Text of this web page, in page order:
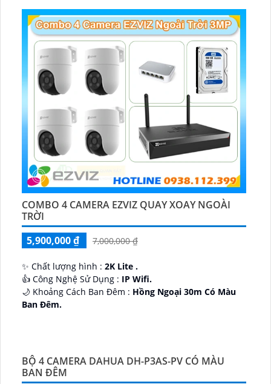
COMBO 4 CAMERA EZVIZ QUAY XOAY NGOÀI
TRỜI
5,900,000 ₫
7,000,000 ₫
✨ Chất lượng hình : 2K Lite .
👍 Công Nghệ Sử Dụng : IP Wifi.
🌙 Khoảng Cách Ban Đêm : Hồng Ngoại 30m Có Màu
Ban Ðêm.
BỘ 4 CAMERA DAHUA DH-P3AS-PV CÓ MÀU
BAN ĐÊM